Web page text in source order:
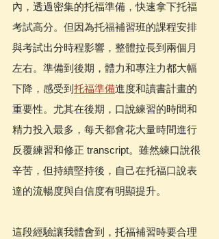
內，透過密集的托福準備，快速拿下托福
考試高分。但因為托福補習班的課程安排
與考試出分時程影響，整體拉長到兩個月
左右。準備到後期，體力和專注力都大幅
下降，感受到 托福準備進度和讀書計畫的
重要性。尤其在後期，口說練習的時間和
精力投入最多，每天都會花大量時間進行
反覆練習和修正 transcript。雖然練口說很
辛苦，但持續堅持後，自己在托福口說表
達的流暢度與自信度有明顯提升。
這段經驗讓我體會到，托福補習時要合理